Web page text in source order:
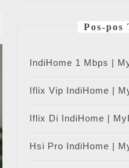
Pos-pos
IndiHome 1 Mbps |
Iflix Vip IndiHome |
Iflix Di IndiHome |
Hsi Pro IndiHome |